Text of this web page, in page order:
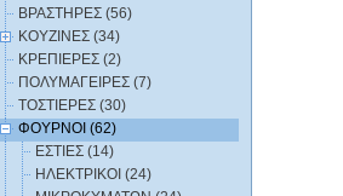
ΒΡΑΣΤΗΡΕΣ (56)
ΚΟΥΖΙΝΕΣ (34)
ΚΡΕΠΙΕΡΕΣ (2)
ΠΟΛΥΜΑΓΕΙΡΕΣ (7)
ΤΟΣΤΙΕΡΕΣ (30)
ΦΟΥΡΝΟΙ (62)
ΕΣΤΙΕΣ (14)
ΗΛΕΚΤΡΙΚΟΙ (24)